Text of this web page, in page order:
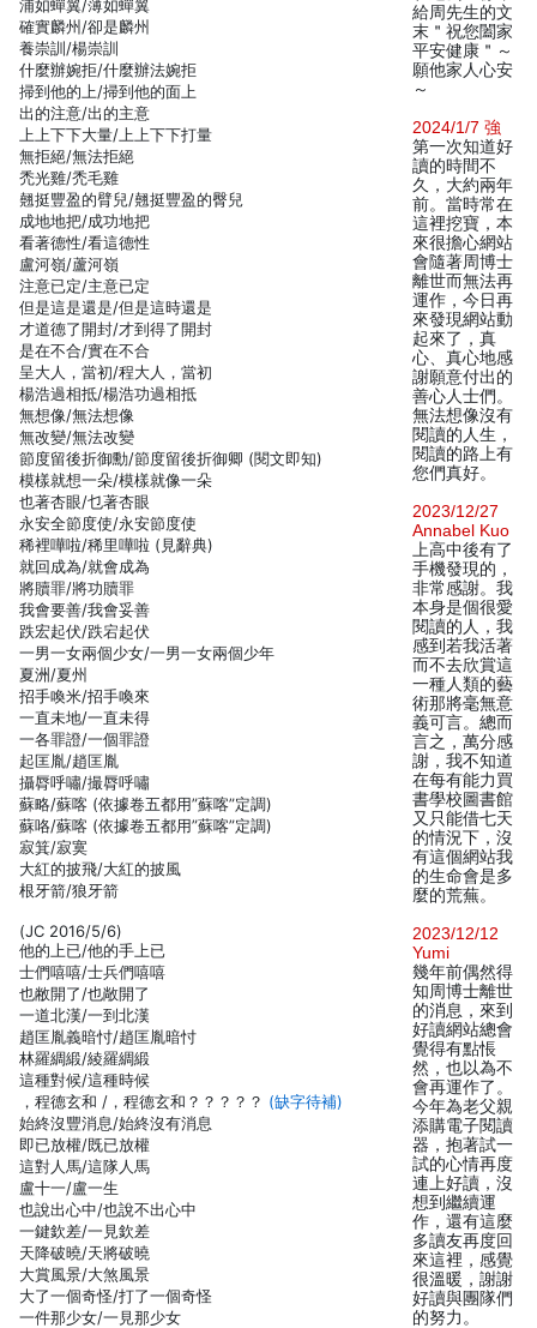
浦如蟬翼/薄如蟬翼
確實麟州/卻是麟州
養崇訓/楊崇訓
什麼辦婉拒/什麼辦法婉拒
掃到他的上/掃到他的面上
出的注意/出的主意
上上下下大量/上上下下打量
無拒絕/無法拒絕
禿光雞/禿毛雞
翹挺豐盈的臂兒/翹挺豐盈的臀兒
成地地把/成功地把
看著德性/看這德性
盧河嶺/蘆河嶺
注意已定/主意已定
但是這是還是/但是這時還是
才道德了開封/才到得了開封
是在不合/實在不合
呈大人，當初/程大人，當初
楊浩過相抵/楊浩功過相抵
無想像/無法想像
無改變/無法改變
節度留後折御勳/節度留後折御卿 (閱文即知)
模樣就想一朵/模樣就像一朵
也著杏眼/乜著杏眼
永安全節度使/永安節度使
稀裡嘩啦/稀里嘩啦 (見辭典)
就回成為/就會成為
將贖罪/將功贖罪
我會要善/我會妥善
跌宏起伏/跌宕起伏
一男一女兩個少女/一男一女兩個少年
夏洲/夏州
招手喚米/招手喚來
一直未地/一直未得
一各罪證/一個罪證
起匡胤/趙匡胤
攝脣呼嘯/撮脣呼嘯
蘇略/蘇喀 (依據卷五都用”蘇喀”定調)
蘇咯/蘇喀 (依據卷五都用”蘇喀”定調)
寂箕/寂寞
大紅的披飛/大紅的披風
根牙箭/狼牙箭
(JC 2016/5/6)
他的上已/他的手上已
士們嘻嘻/士兵們嘻嘻
也敝開了/也敞開了
一道北漢/一到北漢
趙匡胤義暗忖/趙匡胤暗忖
林羅綢緞/綾羅綢緞
這種對候/這種時候
，程德玄和 /，程德玄和？？？？？ (缺字待補)
始終沒豐消息/始終沒有消息
即已放權/既已放權
這對人馬/這隊人馬
盧十一/盧一生
也說出心中/也說不出心中
一鍵欽差/一見欽差
天降破曉/天將破曉
大賞風景/大煞風景
大了一個奇怪/打了一個奇怪
一件那少女/一見那少女
給周先生的文
末＂祝您闔家
平安健康＂～
願他家人心安
～
2024/1/7 強
第一次知道好
讀的時間不
久，大約兩年
前。當時常在
這裡挖寶，本
來很擔心網站
會隨著周博士
離世而無法再
運作，今日再
來發現網站動
起來了，真
心、真心地感
謝願意付出的
善心人士們。
無法想像沒有
閱讀的人生，
閱讀的路上有
您們真好。
2023/12/27
Annabel Kuo
上高中後有了
手機發現的，
非常感謝。我
本身是個很愛
閱讀的人，我
感到若我活著
而不去欣賞這
一種人類的藝
術那將毫無意
義可言。總而
言之，萬分感
謝，我不知道
在每有能力買
書學校圖書館
又只能借七天
的情況下，沒
有這個網站我
的生命會是多
麼的荒蕪。
2023/12/12
Yumi
幾年前偶然得
知周博士離世
的消息，來到
好讀網站總會
覺得有點悵
然，也以為不
會再運作了。
今年為老父親
添購電子閱讀
器，抱著試一
試的心情再度
連上好讀，沒
想到繼續運
作，還有這麼
多讀友再度回
來這裡，感覺
很溫暖，謝謝
好讀與團隊們
的努力。